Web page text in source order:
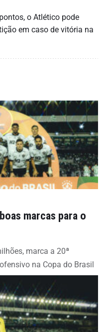
o Atlético pode
em caso de vitória na
marcas para o
marca a 20ª
na Copa do Brasil